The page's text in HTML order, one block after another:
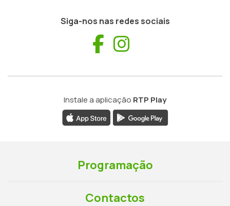
Siga-nos nas redes sociais
Facebook
Instale a aplicação RTP Play
Programação
Contactos